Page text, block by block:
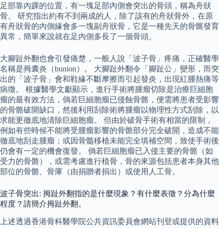
足部靠內踝的位置，有一塊足部內側會突出的骨頭，稱為舟狀
骨。 研究指出約有不到兩成的人，除了該有的舟狀骨外，在原
有舟狀骨的內側緣會多一塊副舟狀骨，它是一種先天的骨髂發育
異常，簡單來說就在足內側多長了一個骨頭。
大腳趾外翻也會引發痛楚，一般人說「波子骨」疼痛，正確醫學
名稱是拇囊炎（bunion）。 大腳趾外翻令「腳趾公」變形，而突
出的「波子骨」會和鞋緣不斷摩擦而引起發炎，出現紅腫熱痛等
病徵。 根據醫學文獻顯示，進行手術將腫瘤切除是治療巨細胞
瘤的最有效方法，倘若巨細胞瘤已侵蝕骨骼，便需將患者受影響
的骨骼破開缺口，然後利用刮除術將腫瘤以物理性方式刮除，以
求能更徹底地清除巨細胞瘤。 但由於破骨手術有相當的限制，
例如有些時候不能將受腫瘤影響的骨骼部分完全破開，造成不能
徹底地刮走腫瘤；或因骨髓移植未能完全填補空間，致使手術後
仍會有一定的機會復發。 倘若巨細胞瘤已入侵主要的骨骼（如
受力的骨骼），或需考慮進行植骨，骨的來源包括患者本身其他
部位的骨骼、骨庫（由捐贈者捐出）或使用人工骨。
波子骨突出: 拇趾外翻指的是什麼現象？有什麼表徵？分為什麼
程度？請簡介拇趾外翻。
上述透過香港骨科醫學院公共資訊委員會網站刊登或提供的資料